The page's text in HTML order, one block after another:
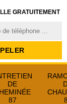
GRATUITEMENT
DE
87